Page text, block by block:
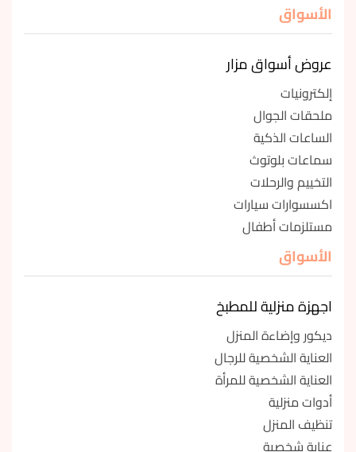
الأسواق
عروض أسواق مزار
إلكترونيات
ملحقات الجوال
الساعات الذكية
سماعات بلوتوث
التخييم والرحلات
اكسسوارات سيارات
مستلزمات أطفال
الأسواق
اجهزة منزلية للمطبخ
ديكور وإضاءة المنزل
العناية الشخصية للرجال
العناية الشخصية للمرأة
أدوات منزلية
تنظيف المنزل
عناية شخصية